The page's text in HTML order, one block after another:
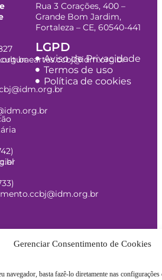
Gerenciar Consentimento de Cookies
navegador, basta fazê-lo diretamente nas configurações
Rua 3 Corações, 400 –
Grande Bom Jardim,
Fortaleza – CE, 60540-441
LGPD
Aviso de Privacidade
Termos de uso
Política de cookies